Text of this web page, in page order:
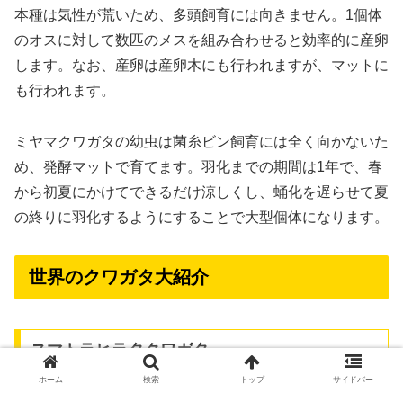
本種は気性が荒いため、多頭飼育には向きません。1個体
のオスに対して数匹のメスを組み合わせると効率的に産卵
します。なお、産卵は産卵木にも行われますが、マットに
も行われます。
ミヤマクワガタの幼虫は菌糸ビン飼育には全く向かないた
め、発酵マットで育てます。羽化までの期間は1年で、春
から初夏にかけてできるだけ涼しくし、蛹化を遅らせて夏
の終りに羽化するようにすることで大型個体になります。
世界のクワガタ大紹介
スマトラヒラタクワガタ
ホーム 検索 トップ サイドバー